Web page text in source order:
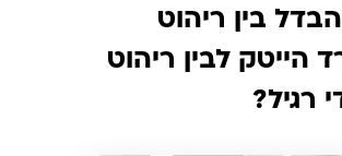
בין ריהוט
הייטק לבין ריהוט
רגיל?